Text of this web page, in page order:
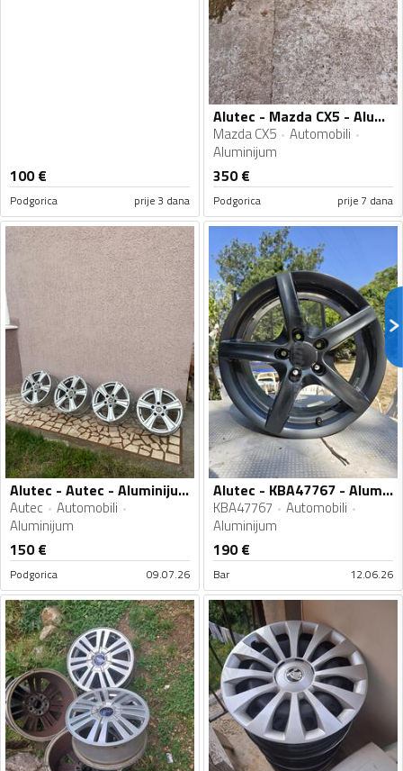
100€
Podgorica prije 3 dana
Alutec - Mazda CX5 - Aluminijum felne
Mazda CX5
Automobili
Aluminijum
350€
Podgorica prije 7 dana
Alutec - Autec - Aluminijum felne
Autec
Automobili
Aluminijum
150€
Podgorica 09.07.26
Alutec - KBA47767 - Aluminijum felne
KBA47767
Automobili
Aluminijum
190€
Bar 12.06.26